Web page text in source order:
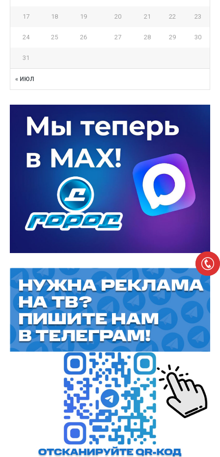
« ИЮЛ
17 18 19 20 21 22 23
24 25 26 27 28 29 30
31